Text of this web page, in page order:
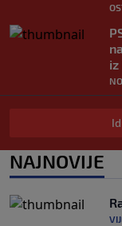
iz
NAJNOVIJE